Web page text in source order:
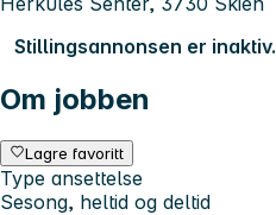
Stillingsannonsen er inaktiv.
Om jobben
Lagre favoritt
Type ansettelse
Sesong, heltid og deltid